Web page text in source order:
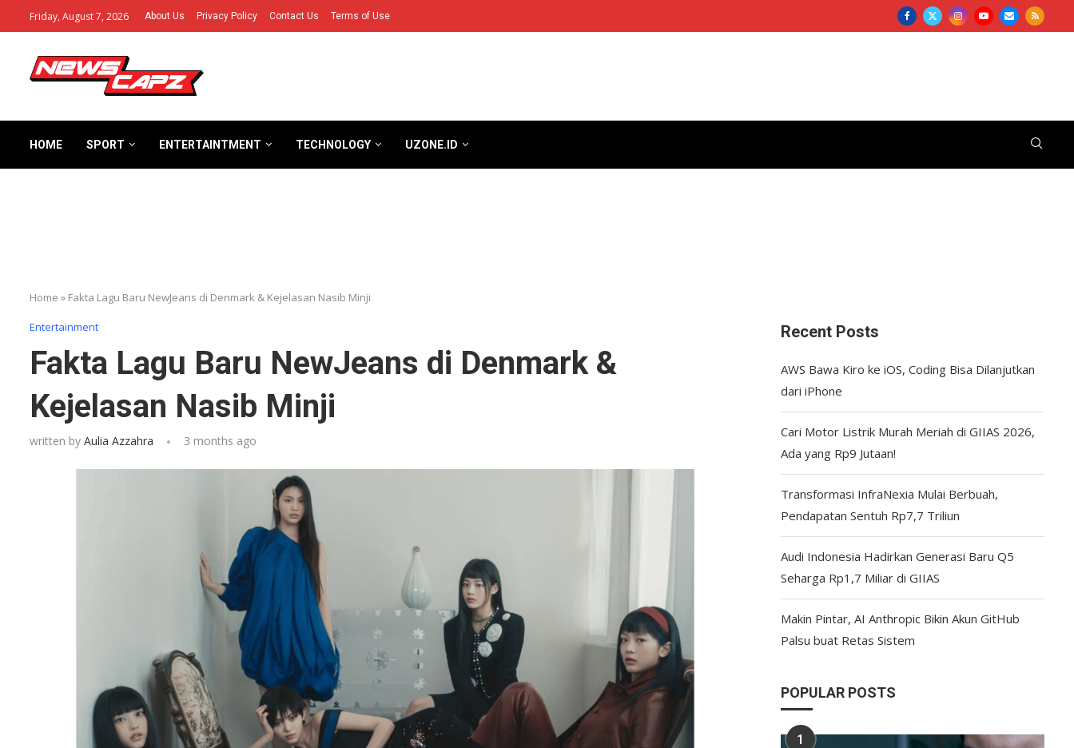
Friday, August 7, 2026 About Us Privacy Policy Contact Us Terms of Use
HOME SPORT ENTERTAINTMENT TECHNOLOGY UZONE.ID
Home » Fakta Lagu Baru NewJeans di Denmark & Kejelasan Nasib Minji
Entertainment
Fakta Lagu Baru NewJeans di Denmark &
Kejelasan Nasib Minji
written by Aulia Azzahra 3 months ago
Recent Posts
AWS Bawa Kiro ke iOS, Coding Bisa Dilanjutkan
dari iPhone
Cari Motor Listrik Murah Meriah di GIIAS 2026,
Ada yang Rp9 Jutaan!
Transformasi InfraNexia Mulai Berbuah,
Pendapatan Sentuh Rp7,7 Triliun
Audi Indonesia Hadirkan Generasi Baru Q5
Seharga Rp1,7 Miliar di GIIAS
Makin Pintar, AI Anthropic Bikin Akun GitHub
Palsu buat Retas Sistem
POPULAR POSTS
1